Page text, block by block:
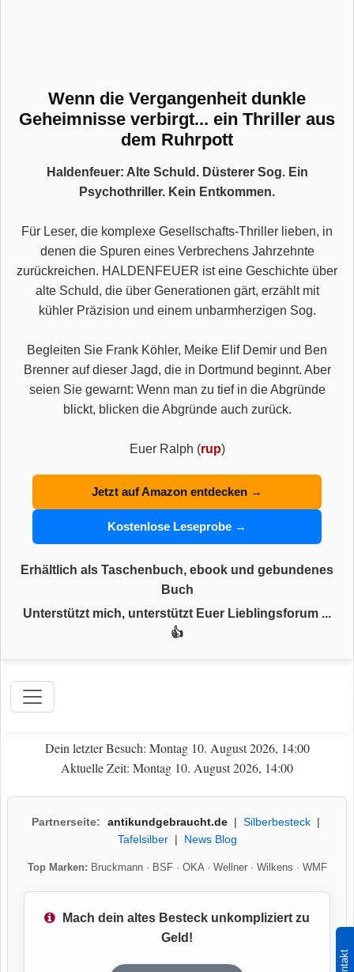
Wenn die Vergangenheit dunkle
Geheimnisse verbirgt... ein Thriller aus
dem Ruhrpott
Haldenfeuer: Alte Schuld. Düsterer Sog. Ein
Psychothriller. Kein Entkommen.
Für Leser, die komplexe Gesellschafts-Thriller lieben, in
denen die Spuren eines Verbrechens Jahrzehnte
zurückreichen. HALDENFEUER ist eine Geschichte über
alte Schuld, die über Generationen gärt, erzählt mit
kühler Präzision und einem unbarmherzigen Sog.
Begleiten Sie Frank Köhler, Meike Elif Demir und Ben
Brenner auf dieser Jagd, die in Dortmund beginnt. Aber
seien Sie gewarnt: Wenn man zu tief in die Abgründe
blickt, blicken die Abgründe auch zurück.
Euer Ralph (rup)
Jetzt auf Amazon entdecken →
Kostenlose Leseprobe →
Erhältlich als Taschenbuch, ebook und gebundenes
Buch
Unterstützt mich, unterstützt Euer Lieblingsforum ...
👍
Dein letzter Besuch: Montag 10. August 2026, 14:00
Aktuelle Zeit: Montag 10. August 2026, 14:00
Partnerseite: antikundgebraucht.de| Silberbesteck|
Tafelsilber| News Blog
Top Marken: Bruckmann· BSF· OKA· Wellner· Wilkens · WMF
Mach dein altes Besteck unkompliziert zu
Geld!